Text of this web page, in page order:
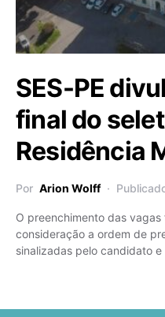
SES-PE
final do
Residência
Por Arion Wolff
O preenchimento das
consideração a ordem de
sinalizadas pelo candidato